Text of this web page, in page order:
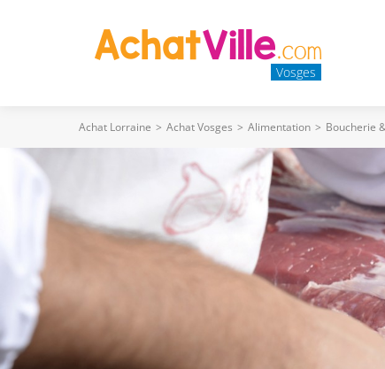
Vosges
Achat Lorraine > Achat Vosges > Alimentation > Boucherie